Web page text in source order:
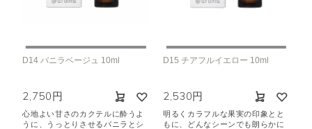
D14 バニラベージュ 10ml
2,750円
心地よい甘さのカクテルに酔うよ
うに、うっとりさせるバニラとシ
D15 チアフルイエロー 10ml
2,530円
明るくカラフルな果実の印象とと
もに、どんなシーンでも朗らかに